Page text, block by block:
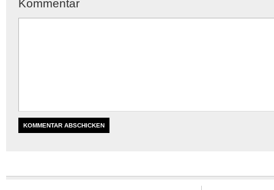
Kommentar